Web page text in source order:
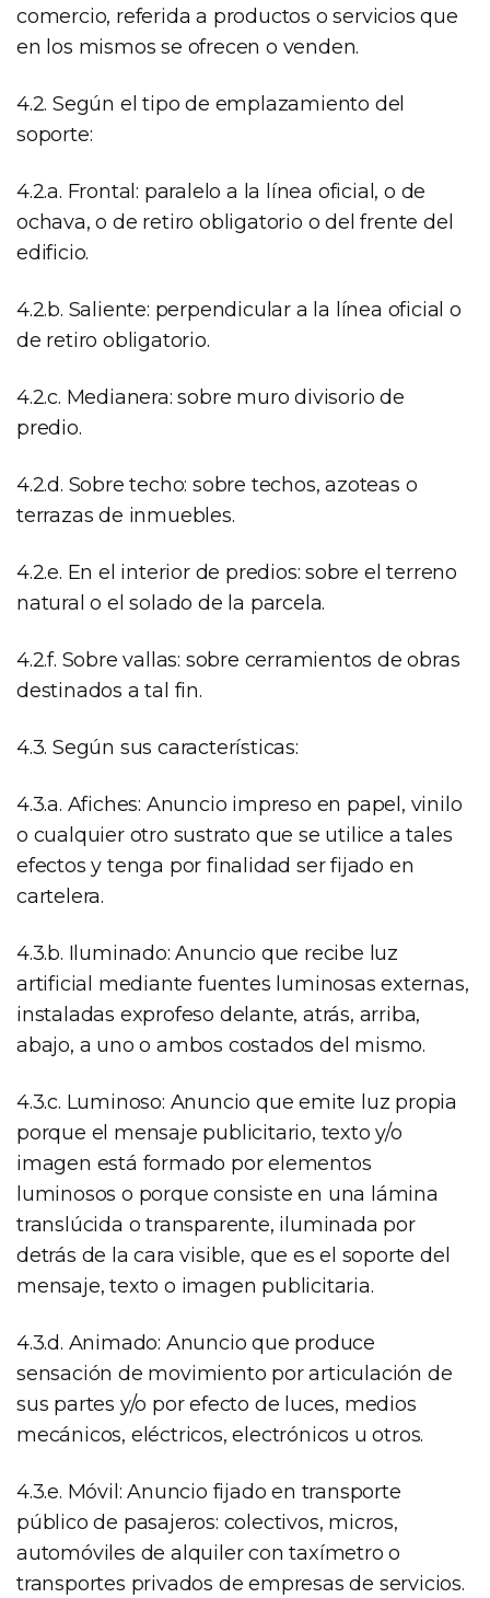
comercio, referida a productos o servicios que
en los mismos se ofrecen o venden.
4.2. Según el tipo de emplazamiento del
soporte:
4.2.a. Frontal: paralelo a la línea oficial, o de
ochava, o de retiro obligatorio o del frente del
edificio.
4.2.b. Saliente: perpendicular a la línea oficial o
de retiro obligatorio.
4.2.c. Medianera: sobre muro divisorio de
predio.
4.2.d. Sobre techo: sobre techos, azoteas o
terrazas de inmuebles.
4.2.e. En el interior de predios: sobre el terreno
natural o el solado de la parcela.
4.2.f. Sobre vallas: sobre cerramientos de obras
destinados a tal fin.
4.3. Según sus características:
4.3.a. Afiches: Anuncio impreso en papel, vinilo
o cualquier otro sustrato que se utilice a tales
efectos y tenga por finalidad ser fijado en
cartelera.
4.3.b. Iluminado: Anuncio que recibe luz
artificial mediante fuentes luminosas externas,
instaladas exprofeso delante, atrás, arriba,
abajo, a uno o ambos costados del mismo.
4.3.c. Luminoso: Anuncio que emite luz propia
porque el mensaje publicitario, texto y/o
imagen está formado por elementos
luminosos o porque consiste en una lámina
translúcida o transparente, iluminada por
detrás de la cara visible, que es el soporte del
mensaje, texto o imagen publicitaria.
4.3.d. Animado: Anuncio que produce
sensación de movimiento por articulación de
sus partes y/o por efecto de luces, medios
mecánicos, eléctricos, electrónicos u otros.
4.3.e. Móvil: Anuncio fijado en transporte
público de pasajeros: colectivos, micros,
automóviles de alquiler con taxímetro o
transportes privados de empresas de servicios.